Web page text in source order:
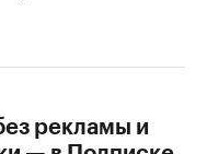
рекламы и